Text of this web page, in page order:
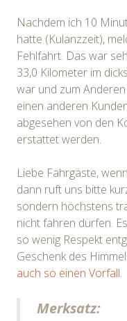
Nachdem ich 10
hatte (Kulanzzeit),
Fehlfahrt. Das war
33,0 Kilometer im
war und zum
einen anderen
abgesehen von den
erstattet werden.
Liebe Fahrgäste,
dann ruft uns bitte
sondern höchstens
nicht fahren dürfen.
so wenig Respekt
Geschenk des
auch so einen Vorfall.
Merksatz: